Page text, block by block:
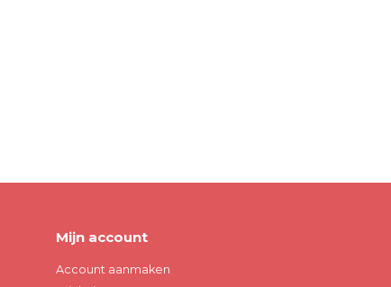
Mijn account
Account aanmaken